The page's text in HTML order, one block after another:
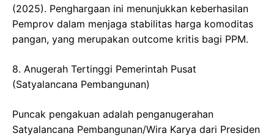
(2025). Penghargaan ini menunjukkan keberhasilan
Pemprov dalam menjaga stabilitas harga komoditas
pangan, yang merupakan outcome kritis bagi PPM.
​8. Anugerah Tertinggi Pemerintah Pusat
(Satyalancana Pembangunan)
​Puncak pengakuan adalah penganugerahan
Satyalancana Pembangunan/Wira Karya dari Presiden